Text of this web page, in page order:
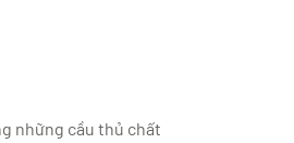
những cầu thủ chất